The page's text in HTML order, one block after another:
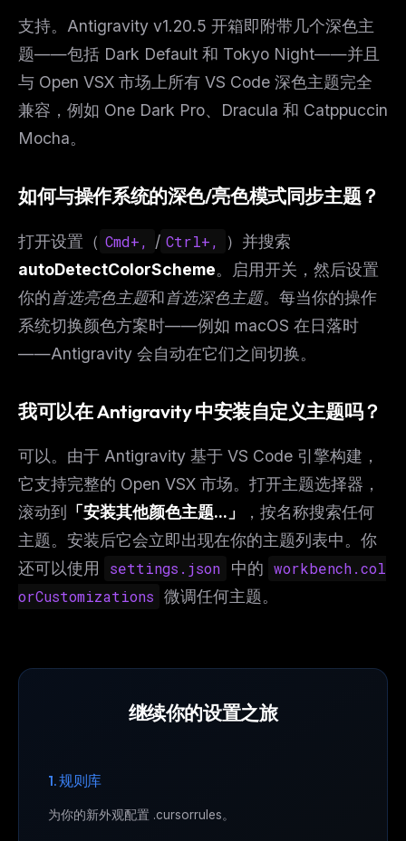
支持。Antigravity v1.20.5 开箱即附带几个深色主
题——包括 Dark Default 和 Tokyo Night——并且
与 Open VSX 市场上所有 VS Code 深色主题完全
兼容，例如 One Dark Pro、Dracula 和 Catppuccin
Mocha。
如何与操作系统的深色/亮色模式同步主题？
打开设置（ Cmd+, / Ctrl+,
）并搜索
autoDetectColorScheme。启用开关，然后设置
你的首选亮色主题和首选深色主题。每当你的操作
系统切换颜色方案时——例如 macOS 在日落时
——Antigravity 会自动在它们之间切换。
我可以在 Antigravity 中安装自定义主题吗？
可以。由于 Antigravity 基于 VS Code 引擎构建，
它支持完整的 Open VSX 市场。打开主题选择器，
滚动到
「安装其他颜色主题...」
，按名称搜索任何
主题。安装后它会立即出现在你的主题列表中。你
还可以使用
settings.json 中的 workbench.col
orCustomizations 微调任何主题。
继续你的设置之旅
1. 规则库
为你的新外观配置 .cursorrules。